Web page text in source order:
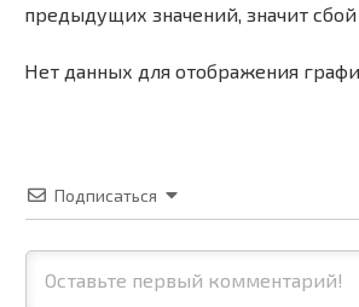
предыдущих значений, значит
Нет данных для отображения
Подписаться